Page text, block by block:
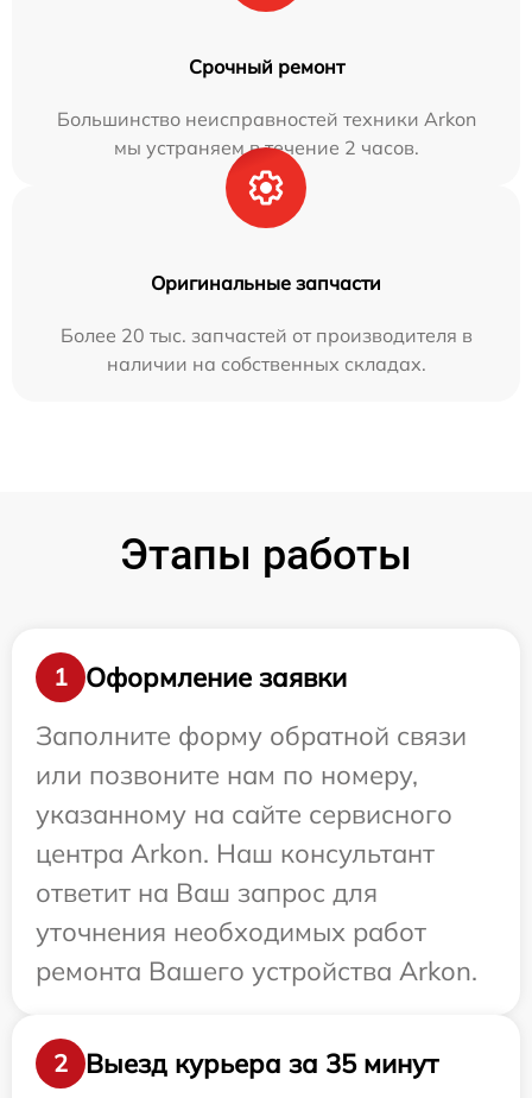
Срочный ремонт
Большинство неисправностей техники Arkon
мы устраняем в течение 2 часов.
Оригинальные запчасти
Более 20 тыс. запчастей от производителя в
наличии на собственных складах.
Этапы работы
1
Оформление заявки
Заполните форму обратной связи
или позвоните нам по номеру,
указанному на сайте сервисного
центра Arkon. Наш консультант
ответит на Ваш запрос для
уточнения необходимых работ
ремонта Вашего устройства Arkon.
2 Выезд курьера за 35 минут